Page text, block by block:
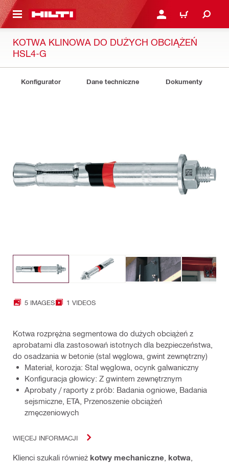
GŁÓWNEJ ZALOGUJ SIĘ LUB
KOSZYK
KOTWA KLINOWA DO DUŻYCH OBCIĄŻEŃ
HSL4-G
Konfigurator Dane techniczne Dokumenty
5 IMAGES 1 VIDEOS
Kotwa rozprężna segmentowa do dużych obciążeń z
aprobatami dla zastosowań istotnych dla bezpieczeństwa,
do osadzania w betonie (stal węglowa, gwint zewnętrzny)
Materiał, korozja: Stal węglowa, ocynk galwaniczny
Konfiguracja głowicy: Z gwintem zewnętrznym
Aprobaty / raporty z prób: Badania ogniowe, Badania
sejsmiczne, ETA, Przenoszenie obciążeń
zmęczeniowych
WIĘCEJ INFORMACJI
Klienci szukali również kotwy mechaniczne kotwa